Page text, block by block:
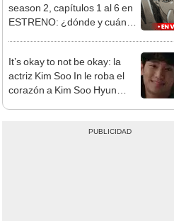
season 2, capítulos 1 al 6 en
ESTRENO: ¿dónde y cuándo
It’s okay to not be okay: la
actriz Kim Soo In le roba el
corazón a Kim Soo Hyun